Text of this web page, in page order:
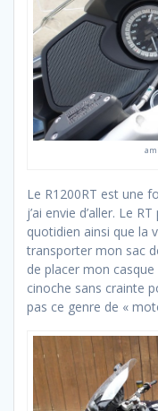
Le R1200RT est une
j’ai envie d’aller. Le
quotidien ainsi que la
transporter mon sac
de placer mon
cinoche sans crainte
pas ce genre de «